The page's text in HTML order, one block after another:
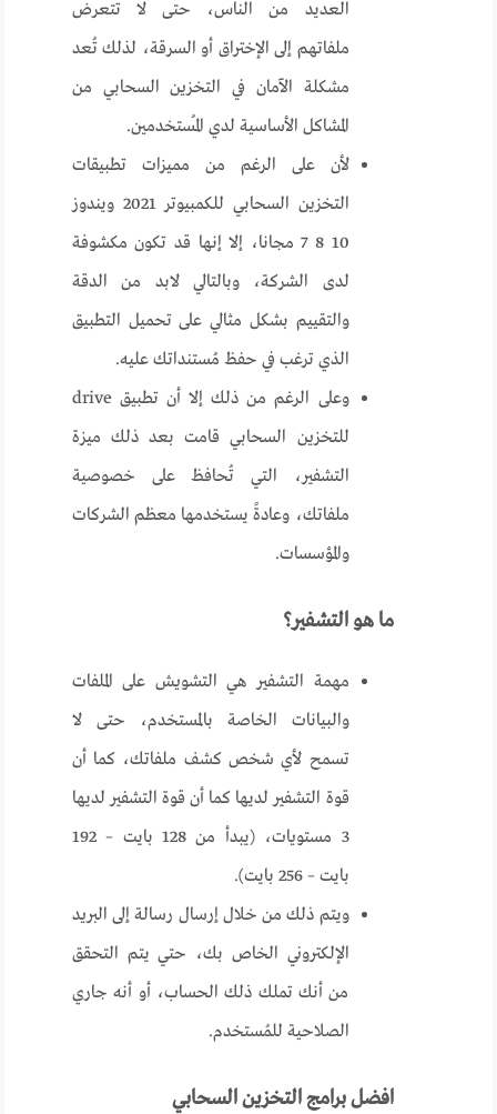
العديد من الناس، حتى لا تتعرض
ملفاتهم إلى الإختراق أو السرقة، لذلك تُعد
مشكلة الآمان في التخزين السحابي من
المشاكل الأساسية لدي المُستخدمين.
لأن على الرغم من مميزات تطبيقات
التخزين السحابي للكمبيوتر 2021 ويندوز
10 8 7 مجانا، إلا إنها قد تكون مكشوفة
لدى الشركة، وبالتالي لابد من الدقة
والتقييم بشكل مثالي على تحميل التطبيق
الذي ترغب في حفظ مُستنداتك عليه.
وعلى الرغم من ذلك إلا أن تطبيق drive
للتخزين السحابي قامت بعد ذلك ميزة
التشفير، التي تُحافظ على خصوصية
ملفاتك، وعادةً يستخدمها معظم الشركات
والمؤسسات.
ما هو التشفير؟
مهمة التشفير هي التشويش على الملفات
والبيانات الخاصة بالمستخدم، حتى لا
تسمح لأي شخص كشف ملفاتك، كما أن
قوة التشفير لديها كما أن قوة التشفير لديها
3 مستويات، (يبدأ من 128 بايت – 192
بايت – 256 بايت).
ويتم ذلك من خلال إرسال رسالة إلى البريد
الإلكتروني الخاص بك، حتي يتم التحقق
من أنك تملك ذلك الحساب، أو أنه جاري
الصلاحية للمُستخدم.
افضل برامج التخزين السحابي